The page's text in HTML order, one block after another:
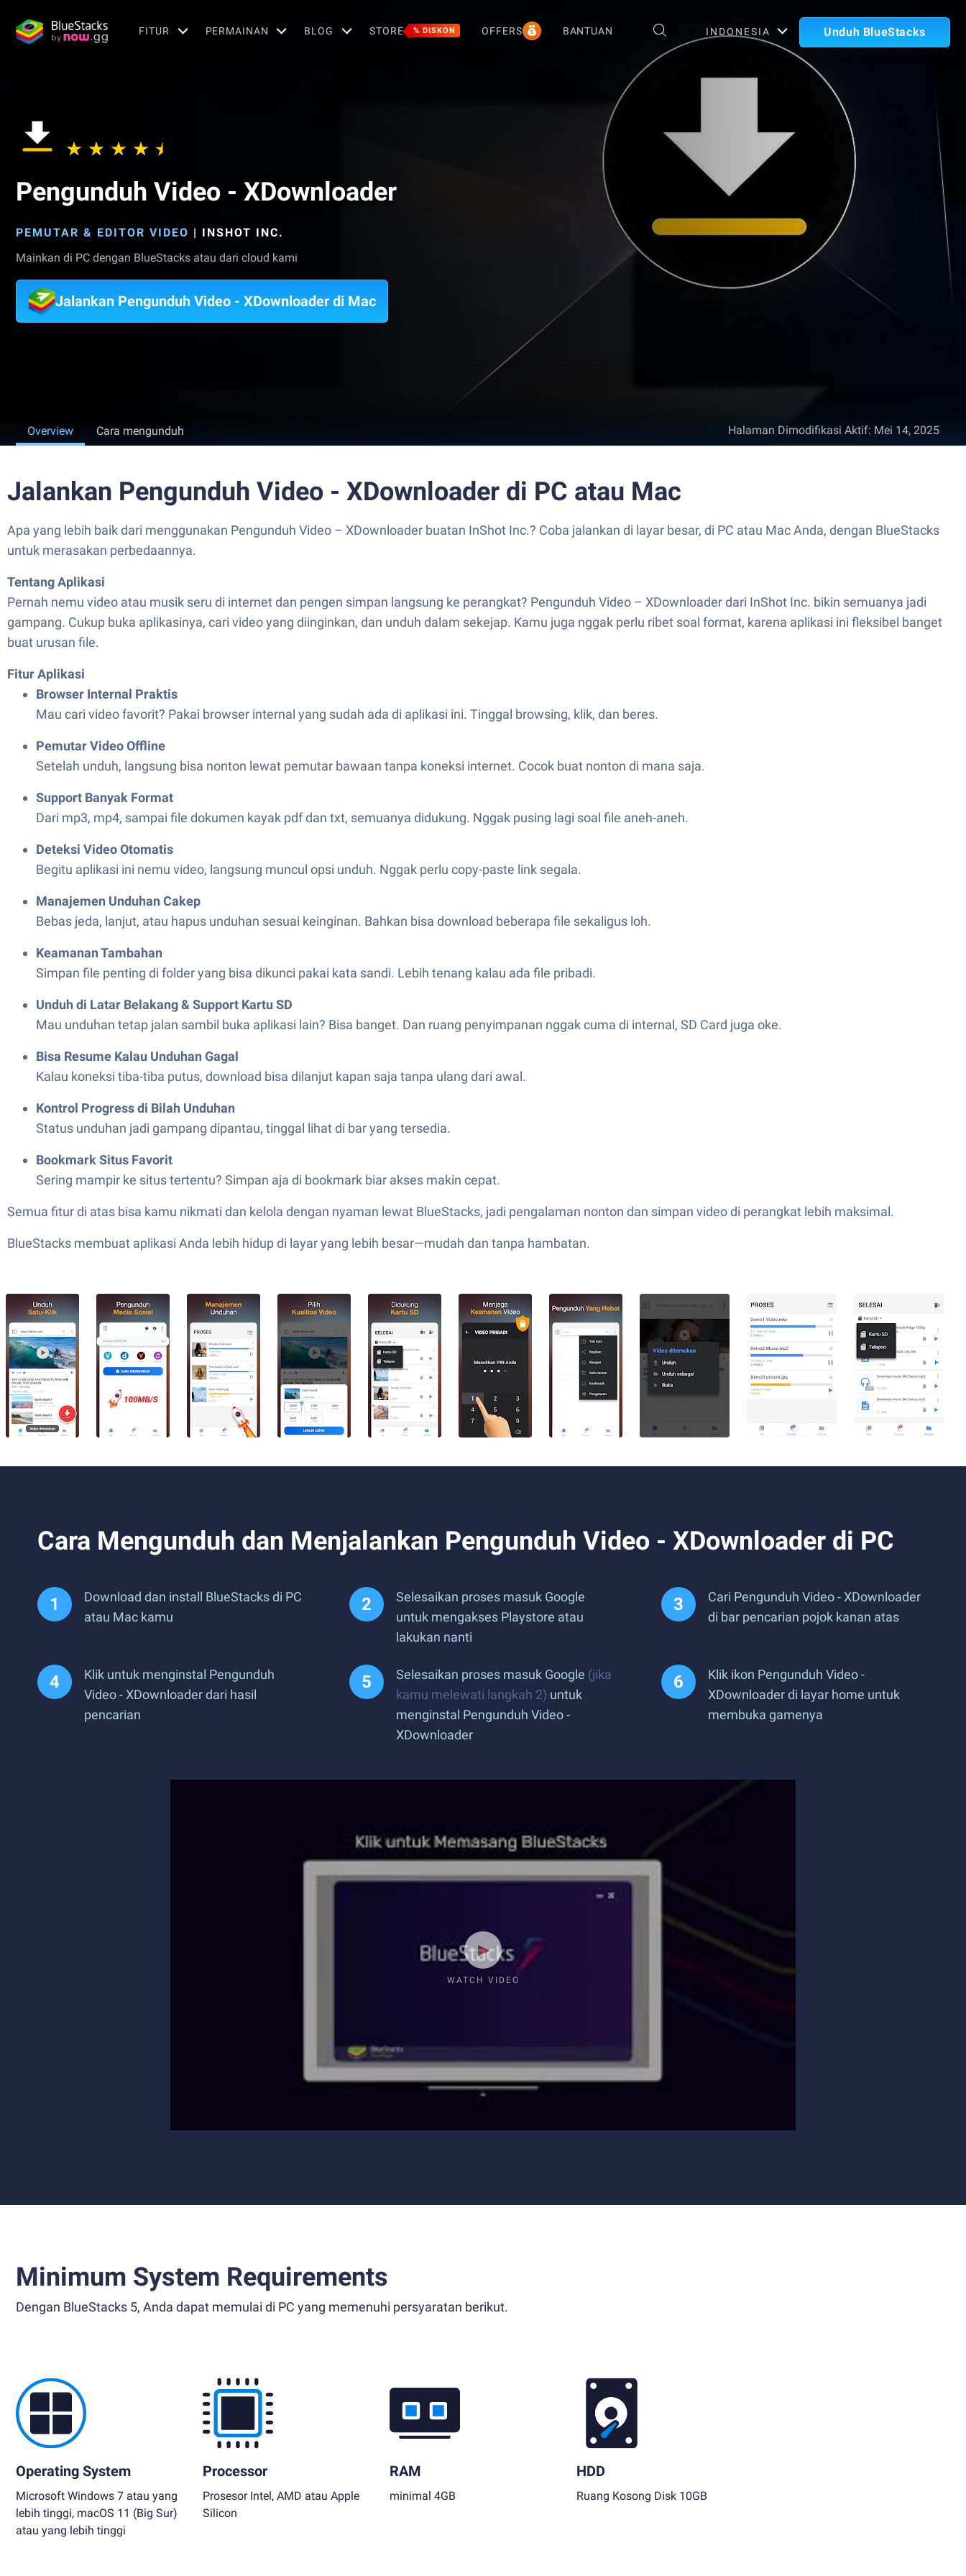
FITUR PERMAINAN BLOG STORE % DISKON OFFERS BANTUAN INDONESIA Unduh BlueStacks
Pengunduh Video - XDownloader
PEMUTAR & EDITOR VIDEO | INSHOT INC.
Mainkan di PC dengan BlueStacks atau dari cloud kami
Jalankan Pengunduh Video - XDownloader di Mac
Overview Cara mengunduh Halaman Dimodifikasi Aktif: Mei 14, 2025
Jalankan Pengunduh Video - XDownloader di PC atau Mac
Apa yang lebih baik dari menggunakan Pengunduh Video – XDownloader buatan InShot Inc.? Coba jalankan di layar besar, di PC atau Mac Anda, dengan BlueStacks
untuk merasakan perbedaannya.
Tentang Aplikasi
Pernah nemu video atau musik seru di internet dan pengen simpan langsung ke perangkat? Pengunduh Video – XDownloader dari InShot Inc. bikin semuanya jadi
gampang. Cukup buka aplikasinya, cari video yang diinginkan, dan unduh dalam sekejap. Kamu juga nggak perlu ribet soal format, karena aplikasi ini fleksibel banget
buat urusan file.
Fitur Aplikasi
Browser Internal Praktis
Mau cari video favorit? Pakai browser internal yang sudah ada di aplikasi ini. Tinggal browsing, klik, dan beres.
Pemutar Video Offline
Setelah unduh, langsung bisa nonton lewat pemutar bawaan tanpa koneksi internet. Cocok buat nonton di mana saja.
Support Banyak Format
Dari mp3, mp4, sampai file dokumen kayak pdf dan txt, semuanya didukung. Nggak pusing lagi soal file aneh-aneh.
Deteksi Video Otomatis
Begitu aplikasi ini nemu video, langsung muncul opsi unduh. Nggak perlu copy-paste link segala.
Manajemen Unduhan Cakep
Bebas jeda, lanjut, atau hapus unduhan sesuai keinginan. Bahkan bisa download beberapa file sekaligus loh.
Keamanan Tambahan
Simpan file penting di folder yang bisa dikunci pakai kata sandi. Lebih tenang kalau ada file pribadi.
Unduh di Latar Belakang & Support Kartu SD
Mau unduhan tetap jalan sambil buka aplikasi lain? Bisa banget. Dan ruang penyimpanan nggak cuma di internal, SD Card juga oke.
Bisa Resume Kalau Unduhan Gagal
Kalau koneksi tiba-tiba putus, download bisa dilanjut kapan saja tanpa ulang dari awal.
Kontrol Progress di Bilah Unduhan
Status unduhan jadi gampang dipantau, tinggal lihat di bar yang tersedia.
Bookmark Situs Favorit
Sering mampir ke situs tertentu? Simpan aja di bookmark biar akses makin cepat.
Semua fitur di atas bisa kamu nikmati dan kelola dengan nyaman lewat BlueStacks, jadi pengalaman nonton dan simpan video di perangkat lebih maksimal.
BlueStacks membuat aplikasi Anda lebih hidup di layar yang lebih besar—mudah dan tanpa hambatan.
Cara Mengunduh dan Menjalankan Pengunduh Video - XDownloader di PC
Download dan install BlueStacks di PC
atau Mac kamu
Selesaikan proses masuk Google
untuk mengakses Playstore atau
lakukan nanti
Cari Pengunduh Video - XDownloader
di bar pencarian pojok kanan atas
Klik untuk menginstal Pengunduh
Video - XDownloader dari hasil
pencarian
Selesaikan proses masuk Google (jika
kamu melewati langkah 2) untuk
menginstal Pengunduh Video -
XDownloader
Klik ikon Pengunduh Video -
XDownloader di layar home untuk
membuka gamenya
WATCH VIDEO
Minimum System Requirements
Dengan BlueStacks 5, Anda dapat memulai di PC yang memenuhi persyaratan berikut.
Operating System
Microsoft Windows 7 atau yang
lebih tinggi, macOS 11 (Big Sur)
atau yang lebih tinggi
Processor
Prosesor Intel, AMD atau Apple
Silicon
RAM
minimal 4GB
HDD
Ruang Kosong Disk 10GB